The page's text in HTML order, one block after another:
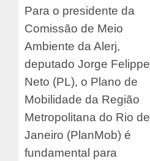
Para o presidente da
Comissão de Meio
Ambiente da Alerj,
deputado Jorge Felippe
Neto (PL), o Plano de
Mobilidade da Região
Metropolitana do Rio de
Janeiro (PlanMob) é
fundamental para